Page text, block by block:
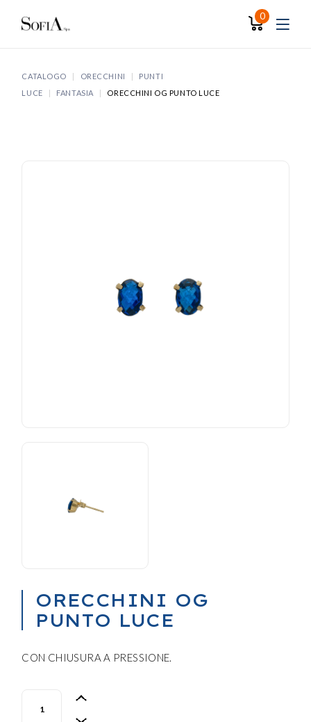
0
CATALOGO ORECCHINI
PUNTI
LUCE
FANTASIA ORECCHINI OG PUNTO LUCE
ORECCHINI OG
PUNTO LUCE
CON CHIUSURA A PRESSIONE.
ORECCHINI OG PUNTO LUCE quantity